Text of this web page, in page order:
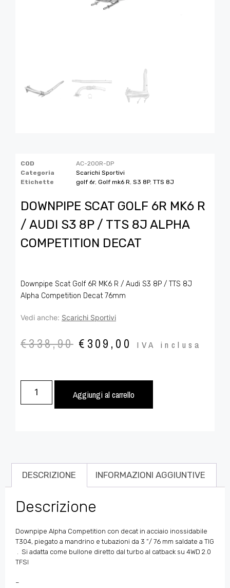
COD
AC-200R-DP
Categoria
Scarichi Sportivi
Etichette
golf 6r, Golf mk6 R S3 8P, TTS 8J
DOWNPIPE SCAT GOLF 6R MK6 R
/ AUDI S3 8P / TTS 8J ALPHA
COMPETITION DECAT
Downpipe Scat Golf 6R MK6 R / Audi S3 8P / TTS 8J
Alpha Competition Decat 76mm
Vedi anche: Scarichi Sportivi
€338,90 € 309,00 IVA inclusa
Aggiungi al carrello
DESCRIZIONE INFORMAZIONI AGGIUNTIVE
Descrizione
Downpipe Alpha Competition con decat in acciaio inossidabile
T304, piegato a mandrino e tubazioni da 3 “/ 76 mm saldate a TIG
. Si adatta come bullone diretto dal turbo al catback su 4WD 2.0
TFSI
–